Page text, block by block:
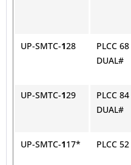
UP-SMTC-128
PLCC 68
DUAL#
UP-SMTC-129
PLCC 84
DUAL#
UP-SMTC-117* PLCC 52